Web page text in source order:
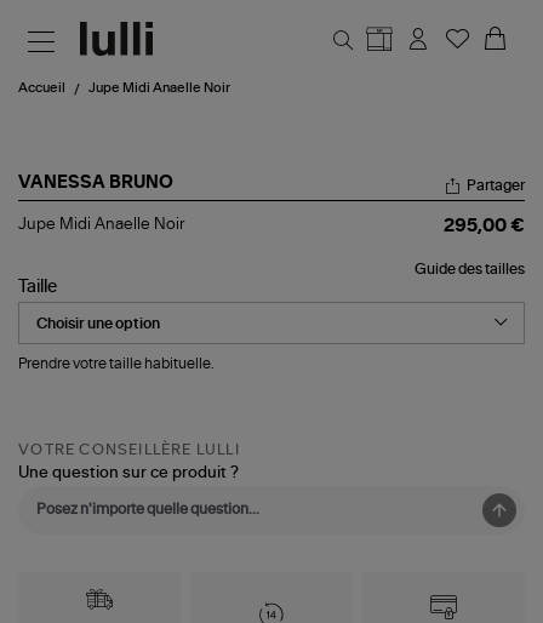
Accueil Jupe Midi Anaelle Noir
VANESSA BRUNO
Jupe
Noir
Partager
Jupe Midi Anaelle Noir 295,00 €
Guide des tailles
Taille
Prendre votre taille habituelle.
VOTRE CONSEILLÈRE LULLI
Une question sur ce produit ?